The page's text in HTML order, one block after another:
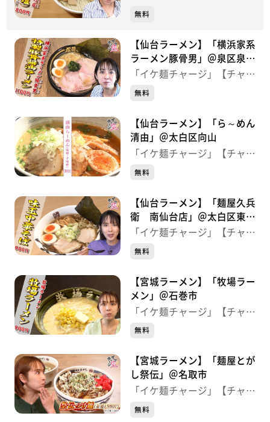
ジ！】
無料
【仙台ラーメン】「横浜家系
ラーメン豚骨男」＠泉区泉ヶ
丘
「イケ麺チャージ」【チャー
ジ！】
無料
【仙台ラーメン】「ら～めん
清由」＠太白区向山
「イケ麺チャージ」【チャー
ジ！】
無料
【仙台ラーメン】「麺屋久兵
衛 南仙台店」＠太白区東中
田
「イケ麺チャージ」【チャー
ジ！】
無料
【宮城ラーメン】「牧場ラー
メン」＠石巻市
「イケ麺チャージ」【チャー
ジ！】
無料
【宮城ラーメン】「麺屋とが
し祭伝」＠名取市
「イケ麺チャージ」【チャー
ジ！】
無料